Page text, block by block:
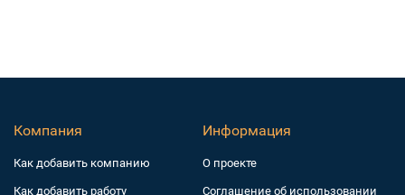
Компания
Как добавить компанию
Как добавить работу
Информация
О проекте
Соглашение об использовании